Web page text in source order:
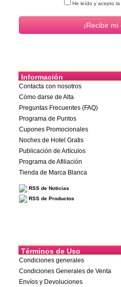
He leído y acepto la
Información
Contacta con nosotros
Cómo darse de Alta
Preguntas Frecuentes (FAQ)
Programa de Puntos
Cupones Promocionales
Noches de Hotel Gratis
Publicación de Artículos
Programa de Afiliación
Tienda de Marca Blanca
RSS de Noticias
RSS de Productos
Términos de Uso
Condiciones generales
Condiciones Generales de Venta
Envíos y Devoluciones